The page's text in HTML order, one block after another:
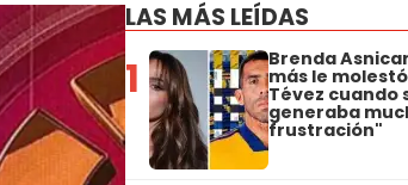
LAS MÁS LEÍDAS
1 Brenda
más le
Tévez cuando
generaba
frustración"